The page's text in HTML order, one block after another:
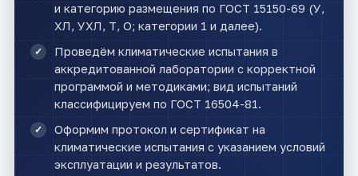
и категорию размещения по ГОСТ 15150-69 (У,
ХЛ, УХЛ, Т, О; категории 1 и далее).
Проведём климатические испытания в
аккредитованной лаборатории с корректной
программой и методиками; вид испытаний
классифицируем по ГОСТ 16504-81.
Оформим протокол и сертификат на
климатические испытания с указанием условий
эксплуатации и результатов.